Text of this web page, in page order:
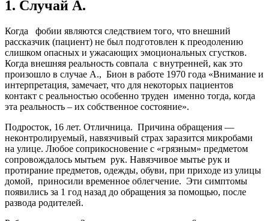
1. Случай А.
Когда фобии являются следствием того, что внешний
рассказчик (пациент) не был подготовлен к преодолению
слишком опасных и ужасающих эмоциональных сгустков.
Когда внешняя реальность совпала с внутренней, как это
произошло в случае А., Бион в работе 1970 года «Внимание и
интерпретация, замечает, что для некоторых пациентов
контакт с реальностью особенно труден именно тогда, когда
эта реальность – их собственное состояние».
Подросток, 16 лет. Отличница. Причина обращения —
неконтролируемый, навязчивый страх заразится микробами
на улице. Любое соприкосновение с «грязным» предметом
сопровождалось мытьем рук. Навязчивое мытье рук и
протирание предметов, одежды, обуви, при приходе из улицы
домой, приносили временное облегчение. Эти симптомы
появились за 1 год назад до обращения за помощью, после
развода родителей.